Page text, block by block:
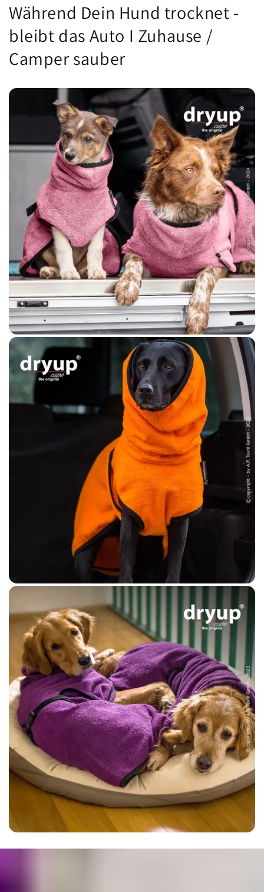
Während Dein Hund trocknet -
bleibt das Auto I Zuhause /
Camper sauber